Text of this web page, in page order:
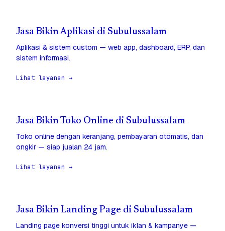
Jasa Bikin Aplikasi di Subulussalam
Aplikasi & sistem custom — web app, dashboard, ERP, dan
sistem informasi.
Lihat layanan →
Jasa Bikin Toko Online di Subulussalam
Toko online dengan keranjang, pembayaran otomatis, dan
ongkir — siap jualan 24 jam.
Lihat layanan →
Jasa Bikin Landing Page di Subulussalam
Landing page konversi tinggi untuk iklan & kampanye —